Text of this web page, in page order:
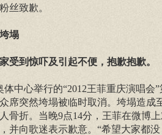
丝致歉。
塌
到惊吓及引起不便，抱歉抱歉。
中心举行的“2012王菲重庆演唱会”
席突然垮塌被临时取消。垮塌造成
骨折。当晚9点14分，王菲在微博
并向歌迷表示歉意。“希望大家都没